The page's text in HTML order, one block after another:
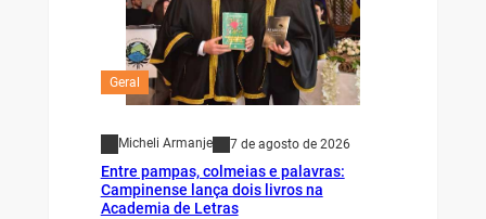
Geral
Micheli Armanje 7 de agosto de 2026
Entre pampas, colmeias e palavras:
Campinense lança dois livros na
Academia de Letras